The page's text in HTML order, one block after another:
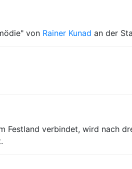
von Rainer Kunad an der
Festland verbindet, wird nach